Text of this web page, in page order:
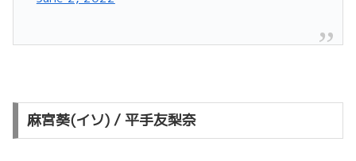
麻宮葵(イソ) / 平手友梨奈